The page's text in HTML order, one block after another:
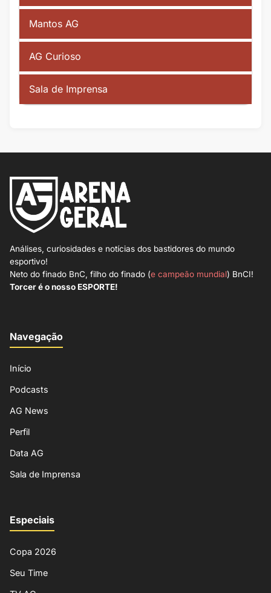
Mantos AG
AG Curioso
Sala de Imprensa
Análises, curiosidades e notícias dos bastidores do mundo
esportivo!
Neto do finado BnC, filho do finado (e campeão mundial) BnCI!
Torcer é o nosso ESPORTE!
Navegação
Início
Podcasts
AG News
Perfil
Data AG
Sala de Imprensa
Especiais
Copa 2026
Seu Time